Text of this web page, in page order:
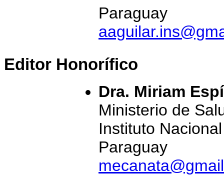
Paraguay
Editor Honorífico
Dra. Miriam
Ministerio de
Instituto
Paraguay